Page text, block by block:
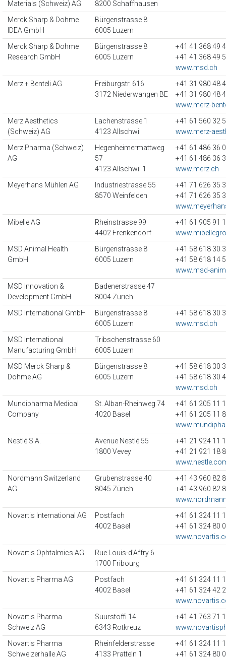
Materials (Schweiz) AG
8200 Schaffhausen
Merck Sharp & Dohme
IDEA GmbH
Bürgenstrasse 8
6005 Luzern
Merck Sharp & Dohme
Research GmbH
Bürgenstrasse 8
6005 Luzern
+41 41 368 49
+41 41 368 49
www.msd.ch
Merz + Benteli AG
Freiburgstr. 616
3172 Niederwangen BE
+41 31 980 48
+41 31 980 48
www.merz-
Merz Aesthetics
(Schweiz) AG
Lachenstrasse 1
4123 Allschwil
+41 61 560 32
www.merz-
Merz Pharma (Schweiz)
AG
Hegenheimermattweg
57
4123 Allschwil 1
+41 61 486 36
+41 61 486 36
www.merz.ch
Meyerhans Mühlen AG
Industriestrasse 55
8570 Weinfelden
+41 71 626 35
+41 71 626 35
Mibelle AG
Rheinstrasse 99
4402 Frenkendorf
+41 61 905 91
MSD Animal Health
GmbH
Bürgenstrasse 8
6005 Luzern
+41 58 618 30
+41 58 618 14
www.msd-
MSD Innovation &
Development GmbH
Badenerstrasse 47
8004 Zürich
MSD International GmbH
Bürgenstrasse 8
6005 Luzern
+41 58 618 30
www.msd.ch
MSD International
Manufacturing GmbH
Tribschenstrasse 60
6005 Luzern
MSD Merck Sharp &
Dohme AG
Bürgenstrasse 8
6005 Luzern
+41 58 618 30
+41 58 618 30
www.msd.ch
Mundipharma Medical
Company
St. Alban-Rheinweg 74
4020 Basel
+41 61 205 11
+41 61 205 11
Nestlé S.A.
Avenue Nestlé 55
1800 Vevey
+41 21 924 11
+41 21 921 18
Nordmann Switzerland
AG
Grubenstrasse 40
8045 Zürich
+41 43 960 82
+41 43 960 82
Novartis International AG
Postfach
4002 Basel
+41 61 324 11
+41 61 324 80
Novartis Ophtalmics AG
Rue Louis-d'Affry 6
1700 Fribourg
Novartis Pharma AG
Postfach
4002 Basel
+41 61 324 11
+41 61 324 42
Novartis Pharma
Schweiz AG
Suurstoffi 14
6343 Rotkreuz
+41 41 763 71
Novartis Pharma
Schweizerhalle AG
Rheinfelderstrasse
4133 Pratteln 1
+41 61 324 11
+41 61 324 80